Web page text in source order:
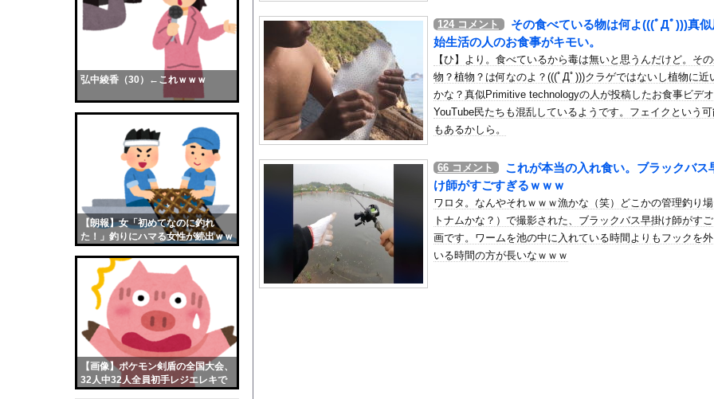
弘中綾香（30）←これｗｗｗ
【朗報】女「初めてなのに釣れ
た！」釣りにハマる女性が続出ｗｗ
【画像】ポケモン剣盾の全国大会、
32人中32人全員初手レジエレキで
「エアコンから変な音がする。なんだろ…え？」ﾊﾟｼｬｯ → ヤバすぎる物が飛び出てく...
メタルバンドが日本から死滅した理由ってなに？
コメ高値掴みの損切り加速ｗｗｗｗｗｗｗｗｗ
【画像】おまえらくんの机がこの女の子の椅子にされてたらｗｗｗ
【画像】この女優さん、可愛すぎる
【朗報】齋藤飛鳥、前屈みで完全に見えてる動画が拡散されてしまう…
海外「日本よ、お前がナンバーワンだ」 熊本地震直後の日本の対応のスピードに世界が衝撃
勇気を出して白人美女にチン凸したアジア人短小男
、爆笑されてしまうｗｗｗ
10年もの間浮気してた嫁。まさかと思い長男のDNA鑑定をするがいいな？と問うと、元嫁...
ウクライナ侵攻以降、ロシア軍兵士のHIV感染が2000％急増…ウクライナメディア！
【配信者】「金バエ」のSNS更新が1週間途絶え、様々な憶測が飛び交う。1週間ぶりの投...
【画像】女の子「危機管理フォーーーーム！！！」
124 コメント
その食べている物は何よ(((ﾟДﾟ)))真似
始生活の人のお食事がキモい。
【ひ】より。食べているから毒は無いと思うんだけど。そ
物？植物？は何なのよ？(((ﾟДﾟ)))クラゲではないし植物に近
かな？真似Primitive technologyの人が投稿したお食事ビデ
YouTube民たちも混乱しているようです。フェイクという
もあるかしら。
66 コメント
これが本当の入れ食い。ブラックバス
け師がすごすぎるｗｗｗ
ワロタ。なんやそれｗｗｗ漁かな（笑）どこかの管理釣り
トナムかな？）で撮影された、ブラックバス早掛け師がす
画です。ワームを池の中に入れている時間よりもフックを
いる時間の方が長いなｗｗｗ